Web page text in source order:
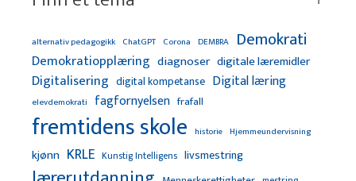
alternativ pedagogikk ChatGPT Corona DEMBRA Demokrati
Demokratiopplæring diagnoser digitale læremidler
Digitalisering digital kompetanse Digital læring
elevdemokrati fagfornyelsen frafall
fremtidens skole historie Hjemmeundervisning
kjønn KRLE Kunstig Intelligens livsmestring